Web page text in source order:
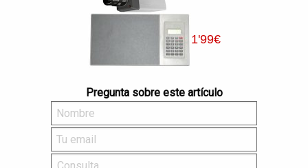
1'99€
Pregunta sobre este artículo